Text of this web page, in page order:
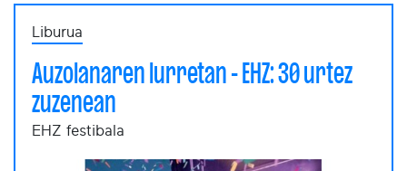
Liburua
Auzolanaren lurretan - EHZ: 30 urtez
zuzenean
EHZ festibala